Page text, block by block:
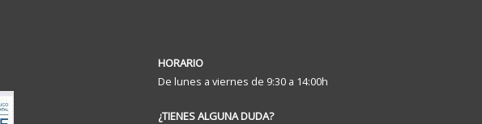
HORARIO
De lunes a viernes de 9:30 a 14:00h
¿TIENES ALGUNA DUDA?